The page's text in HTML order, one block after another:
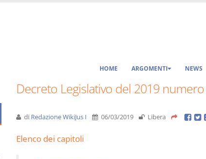
HOME ARGOMENTI NEWS
Decreto Legislativo del 2019
di Redazione WikiJus I 06/03/2019 Libera
Elenco dei capitoli